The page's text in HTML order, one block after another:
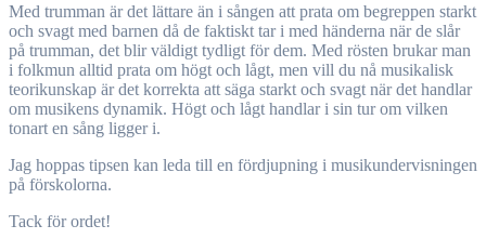
Med trumman är det lättare än i sången att prata om begreppen starkt
och svagt med barnen då de faktiskt tar i med händerna när de slår
på trumman, det blir väldigt tydligt för dem. Med rösten brukar man
i folkmun alltid prata om högt och lågt, men vill du nå musikalisk
teorikunskap är det korrekta att säga starkt och svagt när det handlar
om musikens dynamik. Högt och lågt handlar i sin tur om vilken
tonart en sång ligger i.
Jag hoppas tipsen kan leda till en fördjupning i musikundervisningen
på förskolorna.
Tack för ordet!